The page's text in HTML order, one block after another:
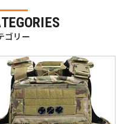
ゴリー